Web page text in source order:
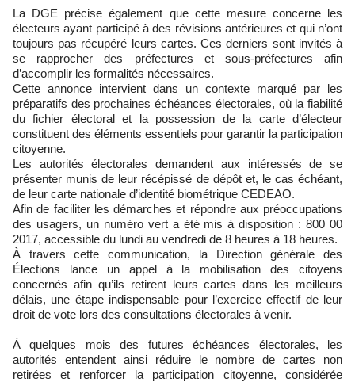
La DGE précise également que cette mesure concerne les
électeurs ayant participé à des révisions antérieures et qui n’ont
toujours pas récupéré leurs cartes. Ces derniers sont invités à
se rapprocher des préfectures et sous-préfectures afin
d’accomplir les formalités nécessaires.
Cette annonce intervient dans un contexte marqué par les
préparatifs des prochaines échéances électorales, où la fiabilité
du fichier électoral et la possession de la carte d’électeur
constituent des éléments essentiels pour garantir la participation
citoyenne.
Les autorités électorales demandent aux intéressés de se
présenter munis de leur récépissé de dépôt et, le cas échéant,
de leur carte nationale d’identité biométrique CEDEAO.
Afin de faciliter les démarches et répondre aux préoccupations
des usagers, un numéro vert a été mis à disposition : 800 00
2017, accessible du lundi au vendredi de 8 heures à 18 heures.
À travers cette communication, la Direction générale des
Élections lance un appel à la mobilisation des citoyens
concernés afin qu’ils retirent leurs cartes dans les meilleurs
délais, une étape indispensable pour l’exercice effectif de leur
droit de vote lors des consultations électorales à venir.
À quelques mois des futures échéances électorales, les
autorités entendent ainsi réduire le nombre de cartes non
retirées et renforcer la participation citoyenne, considérée